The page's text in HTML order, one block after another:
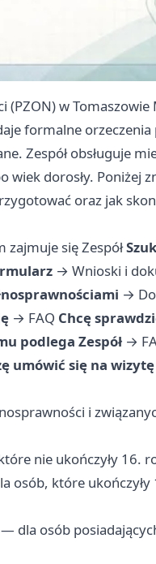
(PZON) w
formalne
Zespół obsługuje
dorosły. Poniżej
oraz jak
zajmuje się Zespół
→ Wnioski i
→
→ FAQ Chcę
podlega Zespół →
umówić się na wizytę
i
nie ukończyły 16.
osób, które ukończyły
— dla osób